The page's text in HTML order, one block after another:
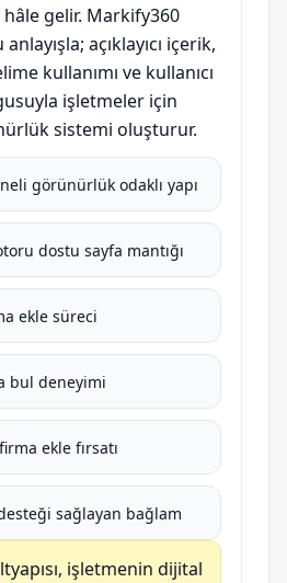
gelir. Markify360
açıklayıcı içerik,
kullanımı ve kullanıcı
işletmeler için
sistemi oluşturur.
görünürlük odaklı yapı
dostu sayfa mantığı
ekle süreci
bul deneyimi
ekle fırsatı
sağlayan bağlam
işletmenin dijital